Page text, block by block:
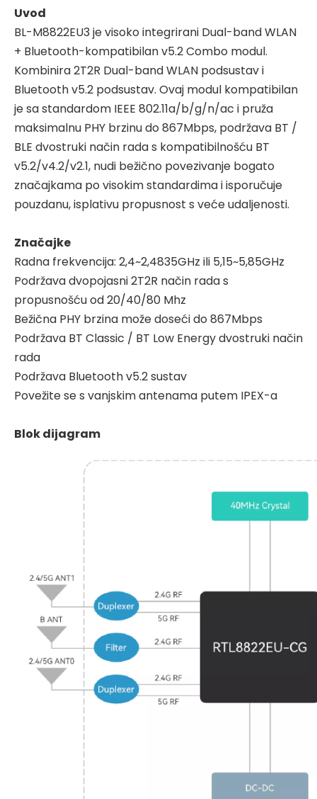
Uvod
BL-M8822EU3 je visoko integrirani Dual-band WLAN
+ Bluetooth-kompatibilan v5.2 Combo modul.
Kombinira 2T2R Dual-band WLAN podsustav i
Bluetooth v5.2 podsustav. Ovaj modul kompatibilan
je sa standardom IEEE 802.11a/b/g/n/ac i pruža
maksimalnu PHY brzinu do 867Mbps, podržava BT /
BLE dvostruki način rada s kompatibilnošću BT
v5.2/v4.2/v2.1, nudi bežično povezivanje bogato
značajkama po visokim standardima i isporučuje
pouzdanu, isplativu propusnost s veće udaljenosti.
Značajke
Radna frekvencija: 2,4~2,4835GHz ili 5,15~5,85GHz
Podržava dvopojasni 2T2R način rada s
propusnošću od 20/40/80 Mhz
Bežična PHY brzina može doseći do 867Mbps
Podržava BT Classic / BT Low Energy dvostruki način
rada
Podržava Bluetooth v5.2 sustav
Povežite se s vanjskim antenama putem IPEX-a
Blok dijagram